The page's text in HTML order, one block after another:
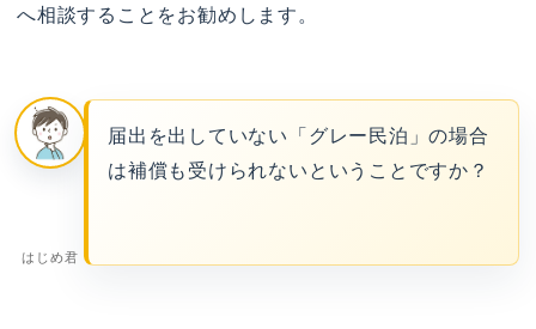
へ相談することをお勧めします。
はじめ君
届出を出していない「グレー民泊」の場合
は補償も受けられないということですか？